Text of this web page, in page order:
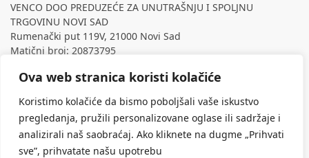
Ova web stranica koristi kolačiće
Koristimo kolačiće da bismo poboljšali vaše iskustvo
pregledanja, pružili personalizovane oglase ili sadržaje i
analizirali naš saobraćaj. Ako kliknete na dugme „Prihvati
sve”, prihvatate našu upotrebu
VENCO DOO PREDUZEĆE ZA UNUTRAŠNJU I SPOLJNU
TRGOVINU NOVI SAD
Rumenački put 119V, 21000 Novi Sad
Matični broj: 20873795
Nastojimo da budemo što precizniji u opisu proizvoda,
prikazu slika i samih cena, ali ne možemo garantovati da su
sve informacije kompletne i bez grešaka.
Svi artikli prikazani na sajtu su deo naše ponude, ali ne
podrazumeva da su dostupni u svakom trenutku.